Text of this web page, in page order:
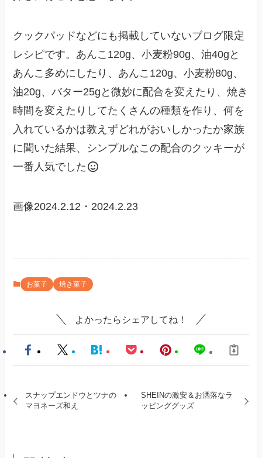
クックパッドなどにも掲載していないブログ限定
レシピです。あんこ120g、小麦粉90g、油40gと
あんこ多めにしたり、あんこ120g、小麦粉80g、
油20g、バター25gと微妙に配合を変えたり、焼き
時間を変えたりしてたくさんの種類を作り、何を
入れているかは教えずどれがおいしかったか家族
に聞いた結果、シンプルなこの配合のクッキーが
一番人気でした
画像2024.2.12・2024.2.23
お菓子 焼き菓子
よかったらシェアしてね！
スナップエンドウとツナの
マヨネーズ和え
SHEINの激安＆お洒落なラ
ッピンググッズ